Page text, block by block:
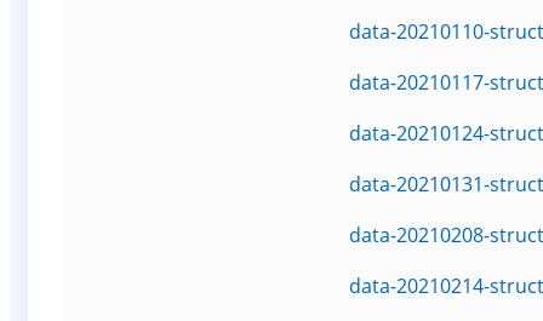
data-20210110-
data-20210117-
data-20210124-
data-20210131-
data-20210208-
data-20210214-